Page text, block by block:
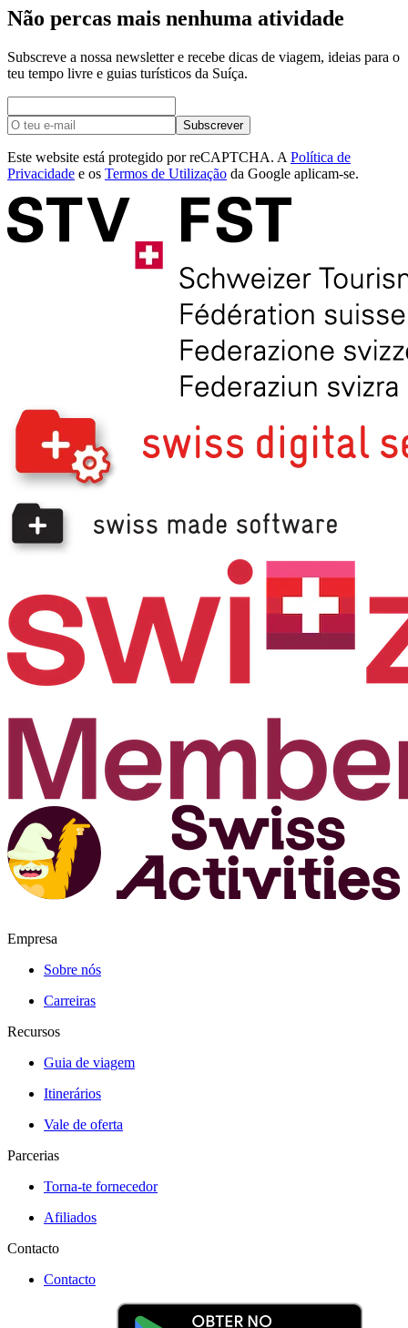
Não percas mais nenhuma atividade
Subscreve a nossa newsletter e recebe dicas de viagem, ideias para o
teu tempo livre e guias turísticos da Suíça.
Subscrever
Este website está protegido por reCAPTCHA. A Política de
Privacidade e os Termos de Utilização da Google aplicam-se.
Empresa
Sobre nós
Carreiras
Recursos
Guia de viagem
Itinerários
Vale de oferta
Parcerias
Torna-te fornecedor
Afiliados
Contacto
Contacto